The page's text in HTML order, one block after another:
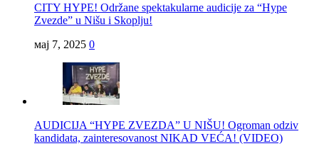
CITY HYPE! Održane spektakularne audicije za “Hype
Zvezde” u Nišu i Skoplju!
мај 7, 2025 0
AUDICIJA “HYPE ZVEZDA” U NIŠU! Ogroman odziv
kandidata, zainteresovanost NIKAD VEĆA! (VIDEO)